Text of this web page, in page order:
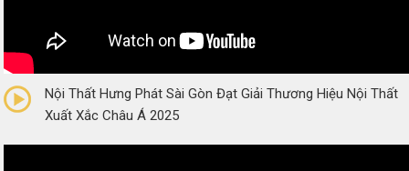
(0 Reviews)
Nội Thất Hưng Phát Sài Gòn Đạt Giải Thương Hiệu Nội Thất
Xuất Xắc Châu Á 2025